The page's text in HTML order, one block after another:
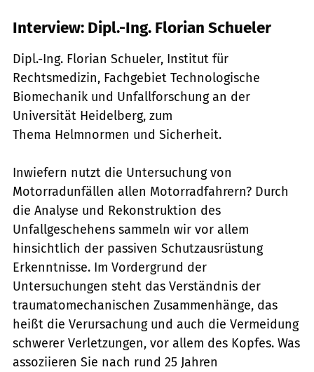
Interview: Dipl.-Ing. Florian Schueler
Dipl.-Ing. Florian Schueler, Institut für
Rechtsmedizin, Fachgebiet Technologische
Biomechanik und Unfallforschung an der
Universität Heidelberg, zum
Thema Helmnormen und Sicherheit.
Inwiefern nutzt die Untersuchung von
Motorradunfällen allen Motorradfahrern? Durch
die Analyse und Rekonstruktion des
Unfallgeschehens sammeln wir vor allem
hinsichtlich der passiven Schutzausrüstung
Erkenntnisse. Im Vordergrund der
Untersuchungen steht das Verständnis der
traumatomechanischen Zusammenhänge, das
heißt die Verursachung und auch die Vermeidung
schwerer Verletzungen, vor allem des Kopfes. Was
assoziieren Sie nach rund 25 Jahren